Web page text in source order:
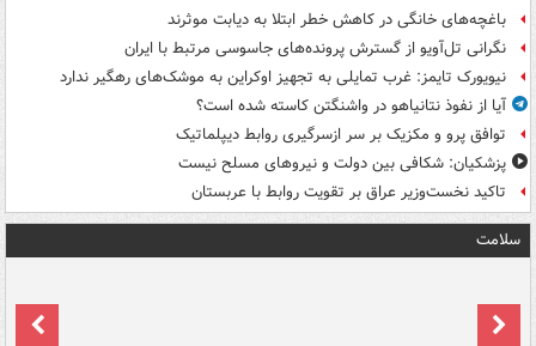
باغچه‌های خانگی در کاهش خطر ابتلا به دیابت موثرند
نگرانی تل‌آویو از گسترش پرونده‌های جاسوسی مرتبط با ایران
نیویورک تایمز: غرب تمایلی به تجهیز اوکراین به موشک‌های رهگیر ندارد
آیا از نفوذ نتانیاهو در واشنگتن کاسته شده است؟
توافق پرو و مکزیک بر سر ازسرگیری روابط دیپلماتیک
پزشکیان: شکافی بین دولت و نیروهای مسلح نیست
تاکید نخست‌وزیر عراق بر تقویت روابط با عربستان
سلامت